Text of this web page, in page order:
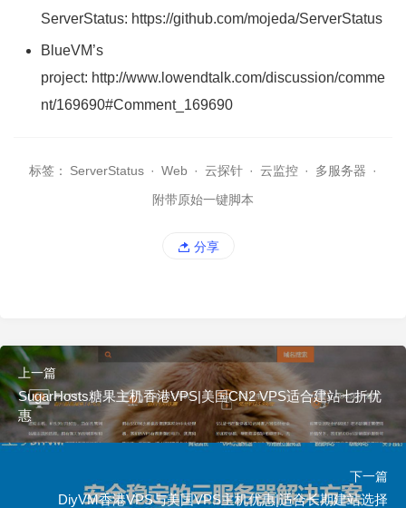
ServerStatus: https://github.com/mojeda/ServerStatus
BlueVM’s
project: http://www.lowendtalk.com/discussion/comme
nt/169690#Comment_169690
标签： ServerStatus · Web · 云探针 · 云监控 · 多服务器 ·
附带原始一键脚本
分享
上一篇
SugarHosts糖果主机香港VPS|美国CN2 VPS适合建站七折优
惠
下一篇
DiyVM香港VPS与美国VPS主机优惠|适合长期建站选择